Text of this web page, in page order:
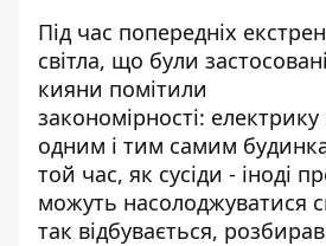
Під час попередніх
світла, що були
кияни помітили
закономірності:
одним і тим самим
той час, як сусіди - іноді
можуть насолоджуватися
так відбувається,